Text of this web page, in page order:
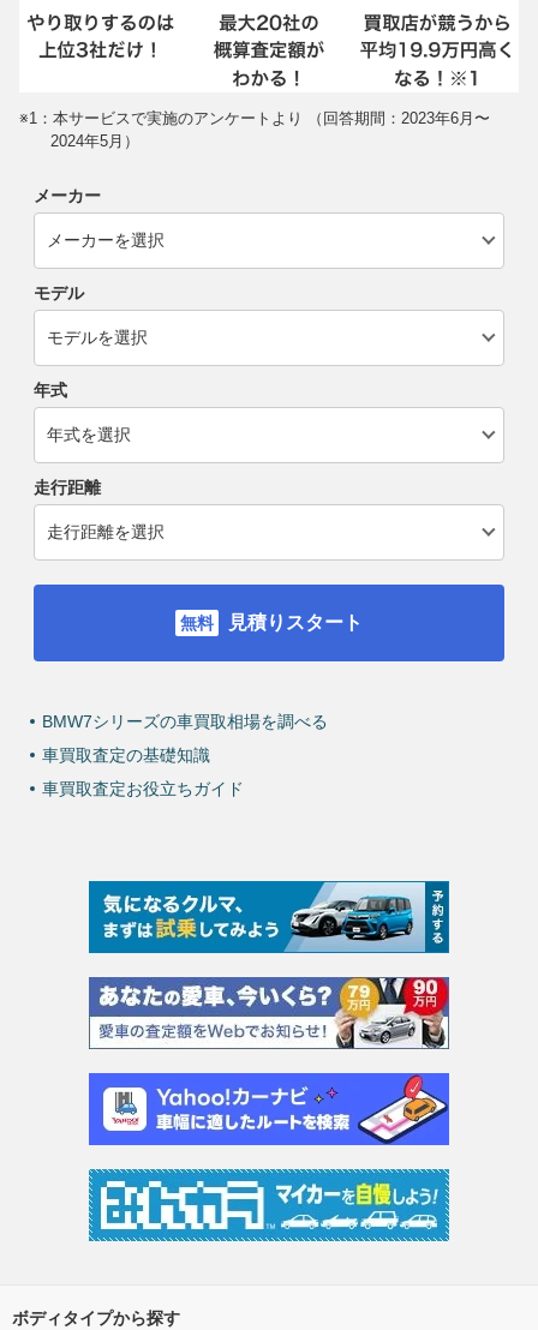
※1：本サービスで実施のアンケートより （回答期間：2023年6月〜
2024年5月）
メーカー
モデル
年式
走行距離
見積りスタート
BMW7シリーズの車買取相場を調べる
車買取査定の基礎知識
車買取査定お役立ちガイド
ボディタイプから探す